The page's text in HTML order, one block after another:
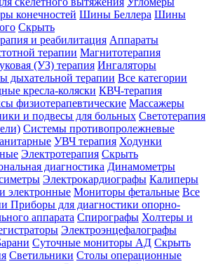
конечностей Шины Беллера Шины
Скрыть
и реабилитация Аппараты
терапии Магнитотерапия
(УЗ) терапия Ингаляторы
дыхательной терапии Все категории
кресла-коляски КВЧ-терапия
физиотерапевтические Массажеры
и подвесы для больных Светотерапия
Системы противопролежневые
УВЧ терапия Ходунки
Электротерапия Скрыть
диагностика Динамометры
Электрокардиографы Калиперы
электронные Мониторы фетальные Все
Приборы для диагностики опорно-
аппарата Спирографы Холтеры и
Электроэнцефалографы
Суточные мониторы АД Скрыть
Светильники Столы операционные